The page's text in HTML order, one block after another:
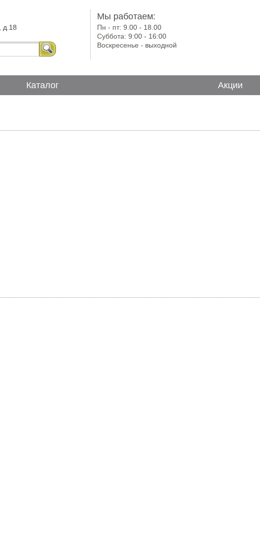
д.18
Мы работаем:
Пн - пт:9.00 - 18.00
Суббота:9:00 - 16:00
Воскресенье - выходной
Каталог Акции